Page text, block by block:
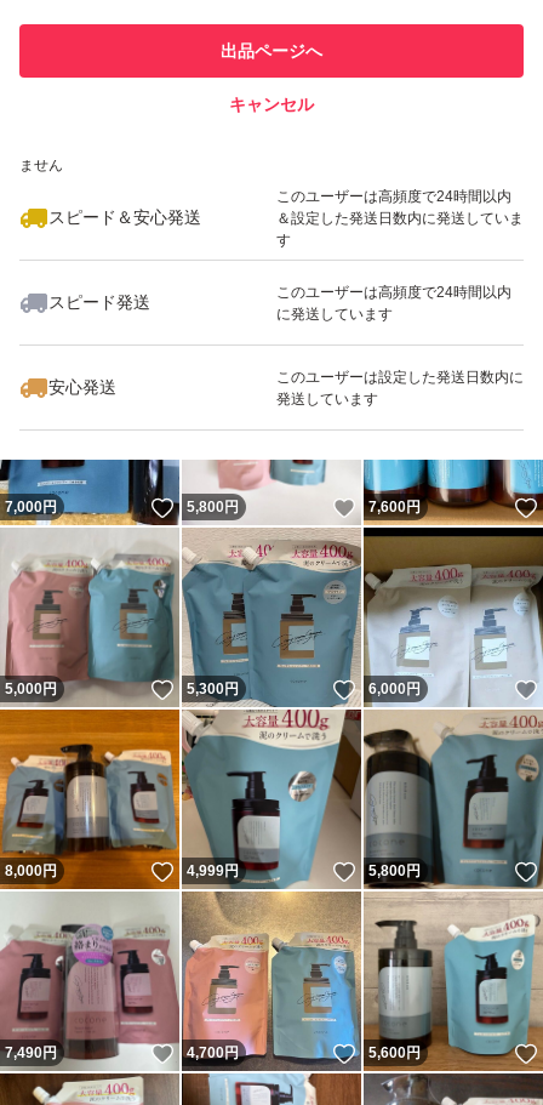
での取引実績があります
ません
スピード＆安心発送
このユーザーは高頻度で24時間以内
＆設定した発送日数内に発送していま
す
スピード発送
このユーザーは高頻度で24時間以内
に発送しています
安心発送
このユーザーは設定した発送日数内に
発送しています
出品ページへ
キャンセル
いいね！
5,800
7,000円 いいね！
5,800円 いいね！
7,600円
5,000円 いいね！
5,300円 いいね！
6,000円
8,000円 いいね！
4,999円 いいね！
5,800円
7,490円 いいね！
4,700円 いいね！
5,600円